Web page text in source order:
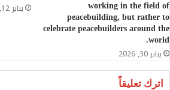
working in the field of
peacebuilding, but rather to
celebrate peacebuilders around the
world.
يناير 30, 2026
يناير 12, 2026
اترك تعليقاً